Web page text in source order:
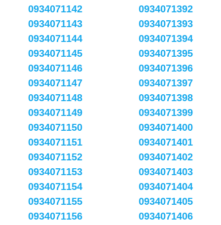
0934071142
0934071143
0934071144
0934071145
0934071146
0934071147
0934071148
0934071149
0934071150
0934071151
0934071152
0934071153
0934071154
0934071155
0934071156
0934071392
0934071393
0934071394
0934071395
0934071396
0934071397
0934071398
0934071399
0934071400
0934071401
0934071402
0934071403
0934071404
0934071405
0934071406